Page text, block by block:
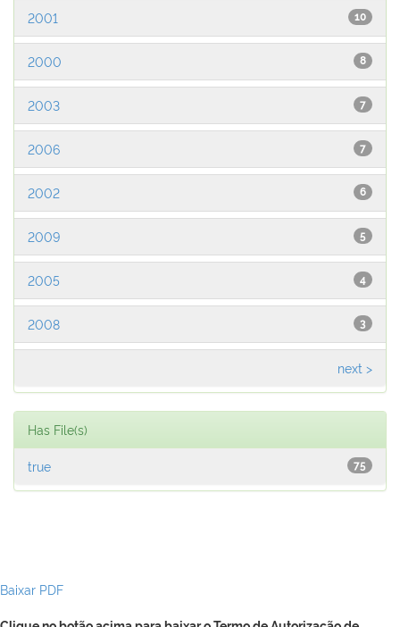
10
2001
8
2000
7
2003
7
2006
6
2002
5
2009
4
2005
3
2008
next >
Has File(s)
75
true
Baixar PDF